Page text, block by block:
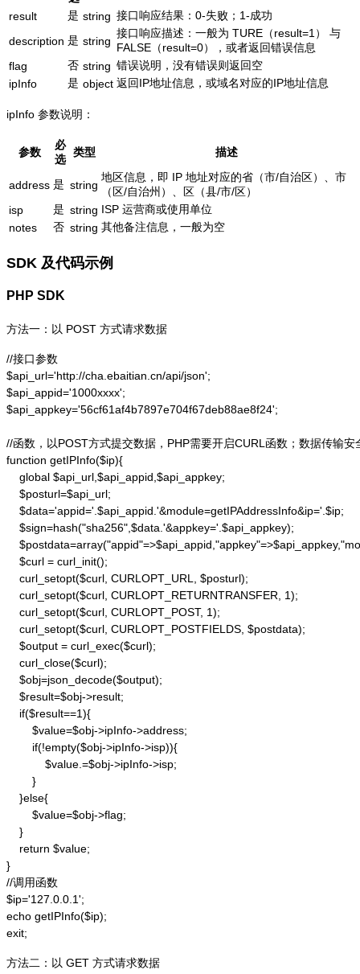
result
是 string 接口响应结果：0-失败；1-成功
description 是 string
接口响应描述：一般为 TURE（result=1） 与
FALSE（result=0），或者返回错误信息
flag
否 string 错误说明，没有错误则返回空
ipInfo
是 object 返回IP地址信息，或域名对应的IP地址信息
ipInfo 参数说明：
参数
必
选
类型 描述
address 是 string
地区信息，即 IP 地址对应的省（市/自治区）、市
（区/自治州）、区（县/市/区）
isp
是 string ISP 运营商或使用单位
notes
否 string 其他备注信息，一般为空
SDK 及代码示例
PHP SDK
方法一：以 POST 方式请求数据
//接口参数
$api_url='http://cha.ebaitian.cn/api/json';
$api_appid='1000xxxx';
$api_appkey='56cf61af4b7897e704f67deb88ae8f24';
//函数，以POST方式提交数据，PHP需要开启CURL函数；数据传输安
function getIPInfo($ip){
    global $api_url,$api_appid,$api_appkey;
    $posturl=$api_url;
    $data='appid='.$api_appid.'&module=getIPAddressInfo&ip='.$ip;
    $sign=hash("sha256",$data.'&appkey='.$api_appkey);
    $curl = curl_init();
    curl_setopt($curl, CURLOPT_URL, $posturl);
    curl_setopt($curl, CURLOPT_RETURNTRANSFER, 1);
    curl_setopt($curl, CURLOPT_POST, 1);
    curl_setopt($curl, CURLOPT_POSTFIELDS, $postdata);
    $output = curl_exec($curl);
    curl_close($curl);
    $obj=json_decode($output);
    $result=$obj->result;
    if($result==1){
        $value=$obj->ipInfo->address;
        if(!empty($obj->ipInfo->isp)){
            $value.=$obj->ipInfo->isp;
        }
    }else{
        $value=$obj->flag;
    }
    return $value;
}
//调用函数
$ip='127.0.0.1';
echo getIPInfo($ip);
exit;
方法二：以 GET 方式请求数据